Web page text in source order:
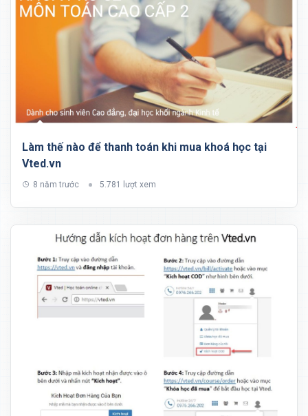
Làm thế nào để thanh toán khi mua khoá học tại
Vted.vn
8 năm trước 5.781 lượt xem